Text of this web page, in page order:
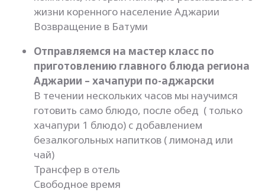
жизни коренного население Аджарии
Возвращение в Батуми
Отправляемся на мастер класс по
приготовлению главного блюда региона
Аджарии – хачапури по-аджарски
В течении нескольких часов мы научимся
готовить само блюдо, после обед ( только
хачапури 1 блюдо) с добавлением
безалкогольных напитков ( лимонад или
чай)
Трансфер в отель
Свободное время